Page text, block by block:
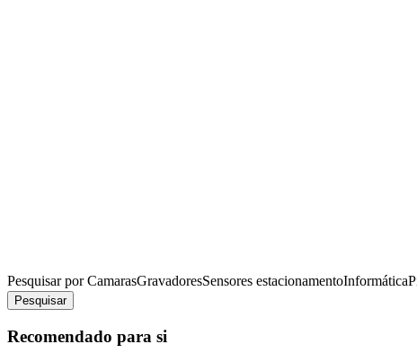
Pesquisar porCamarasGravadoresSensores estacionamentoInformática
Pesquisar
Recomendado para si